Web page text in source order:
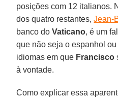
posições com 12 italianos.
dos quatro restantes,Jean-
banco doVaticano, é um
que não seja o espanhol
idiomas em que Francisco
à vontade.
Como explicar essa